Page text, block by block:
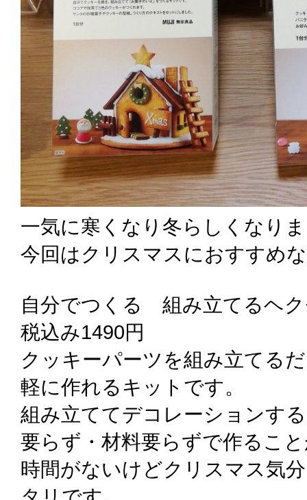
一気に寒くなり冬らしくなり
今回はクリスマスにおすすめ
自分でつくる 組み立てるヘ
税込み1490円
クッキーパーツを組み立てる
軽に作れるキットです。
組み立ててデコレーションす
要らず・材料要らずで作るこ
時間がないけどクリスマス気